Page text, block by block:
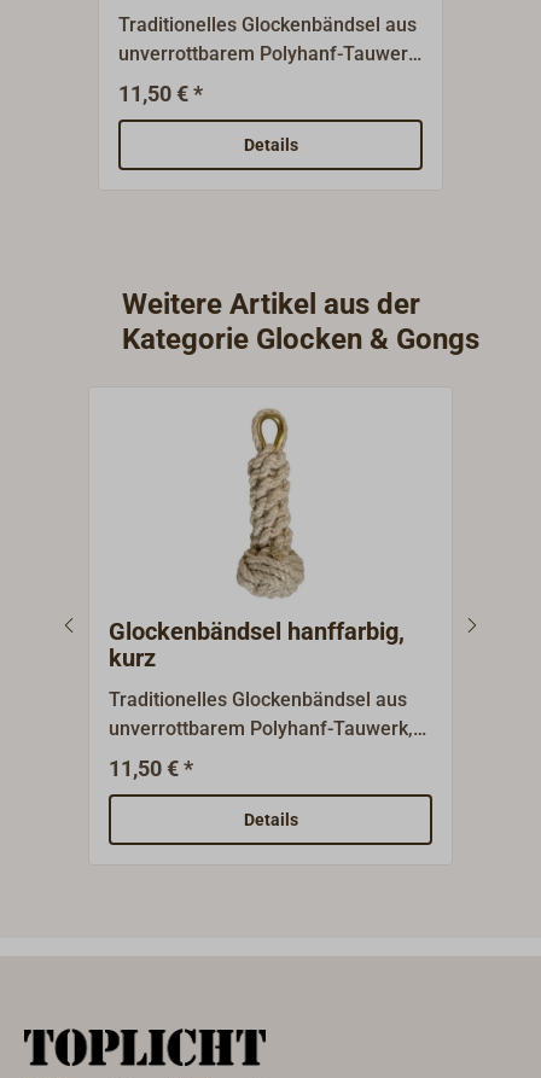
Traditionelles Glockenbändsel aus
unverrottbarem Polyhanf-Tauwerk,
Farbe natur.Als Kronenplatting
sauber handgearbeitet, mit einer
Messingkausch.
11,50 € *
Details
Weitere Artikel aus der
Kategorie Glocken & Gongs
Glockenbändsel hanffarbig,
kurz
Traditionelles Glockenbändsel aus
unverrottbarem Polyhanf-Tauwerk,
Farbe natur.Als Kronenplatting
sauber handgearbeitet, mit einer
Messingkausch.
11,50 € *
Details